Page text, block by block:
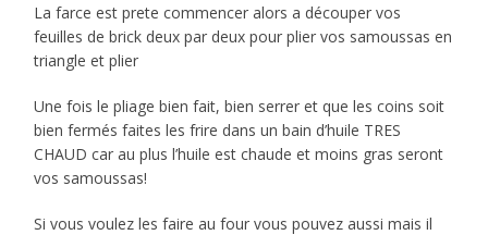
La farce est prete commencer alors a découper vos
feuilles de brick deux par deux pour plier vos samoussas en
triangle et plier
Une fois le pliage bien fait, bien serrer et que les coins soit
bien fermés faites les frire dans un bain d’huile TRES
CHAUD car au plus l’huile est chaude et moins gras seront
vos samoussas!
Si vous voulez les faire au four vous pouvez aussi mais il